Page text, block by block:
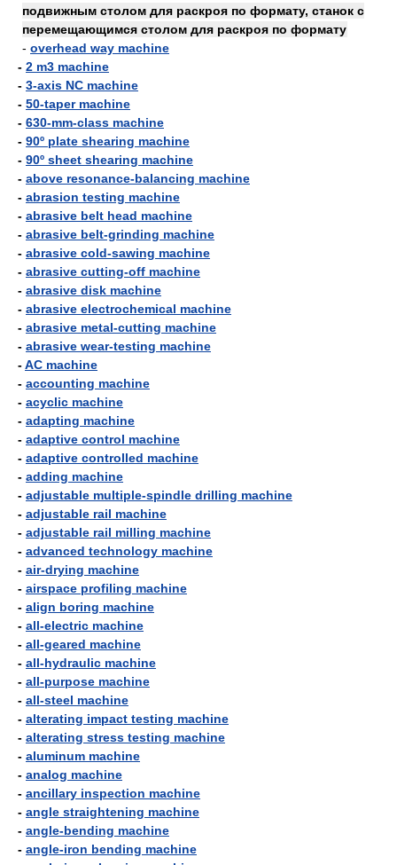
подвижным столом для раскроя по формату, станок с
перемещающимся столом для раскроя по формату
- overhead way machine
- 2 m3 machine
- 3-axis NC machine
- 50-taper machine
- 630-mm-class machine
- 90º plate shearing machine
- 90º sheet shearing machine
- above resonance-balancing machine
- abrasion testing machine
- abrasive belt head machine
- abrasive belt-grinding machine
- abrasive cold-sawing machine
- abrasive cutting-off machine
- abrasive disk machine
- abrasive electrochemical machine
- abrasive metal-cutting machine
- abrasive wear-testing machine
-AC machine
- accounting machine
- acyclic machine
- adapting machine
- adaptive control machine
- adaptive controlled machine
- adding machine
- adjustable multiple-spindle drilling machine
- adjustable rail machine
- adjustable rail milling machine
- advanced technology machine
- air-drying machine
- airspace profiling machine
- align boring machine
- all-electric machine
- all-geared machine
- all-hydraulic machine
- all-purpose machine
- all-steel machine
- alterating impact testing machine
- alterating stress testing machine
- aluminum machine
- analog machine
- ancillary inspection machine
- angle straightening machine
- angle-bending machine
- angle-iron bending machine